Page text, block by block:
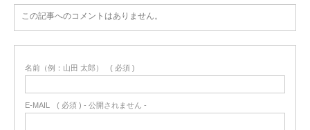
この記事へのコメントはありません。
名前（例：山田 太郎） ( 必須 )
E-MAIL ( 必須 ) - 公開されません -